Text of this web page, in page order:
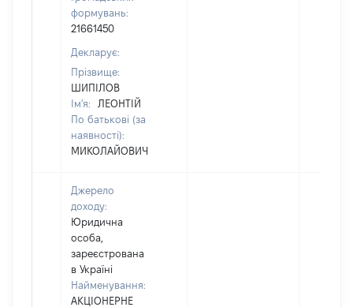
формувань:
21661450
Декларує:
Прізвище:
ШИПІЛОВ
Ім'я:
ЛЕОНТІЙ
По батькові (за
наявності):
МИКОЛАЙОВИЧ
Джерело
доходу:
Юридична
особа,
зареєстрована
в Україні
Найменування:
АКЦІОНЕРНЕ